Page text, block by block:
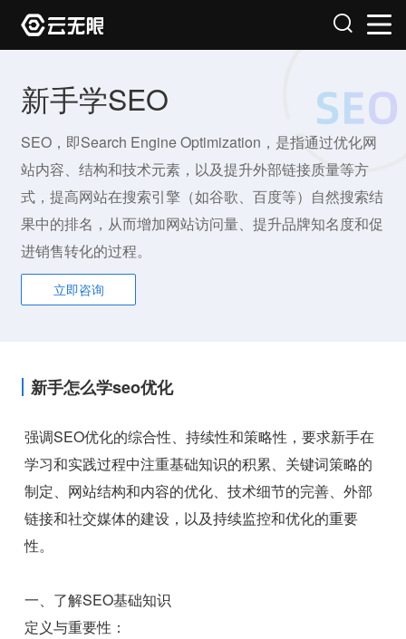
新手学SEO
SEO，即Search Engine Optimization，是指通过优化网
站内容、结构和技术元素，以及提升外部链接质量等方
式，提高网站在搜索引擎（如谷歌、百度等）自然搜索结
果中的排名，从而增加网站访问量、提升品牌知名度和促
进销售转化的过程。
立即咨询
新手怎么学seo优化
强调SEO优化的综合性、持续性和策略性，要求新手在
学习和实践过程中注重基础知识的积累、关键词策略的
制定、网站结构和内容的优化、技术细节的完善、外部
链接和社交媒体的建设，以及持续监控和优化的重要
性。
一、了解SEO基础知识
定义与重要性：